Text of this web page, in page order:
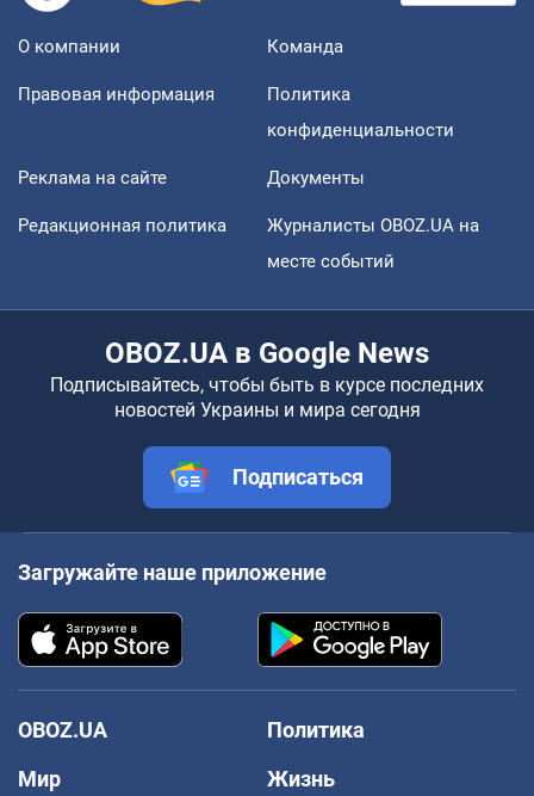
О компании Команда
Правовая информация
Политика
конфиденциальности
Реклама на сайте Документы
Редакционная политика
Журналисты OBOZ.UA на
месте событий
OBOZ.UA в Google News
Подписывайтесь, чтобы быть в курсе последних
новостей Украины и мира сегодня
Подписаться
Загружайте наше приложение
OBOZ.UA
Политика
Мир
Жизнь